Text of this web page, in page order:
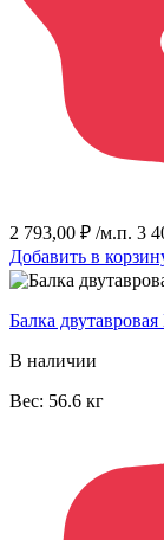
2 793,00 ₽ /м.п. 3
Добавить в
Балка
В наличии
Вес: 56.6 кг